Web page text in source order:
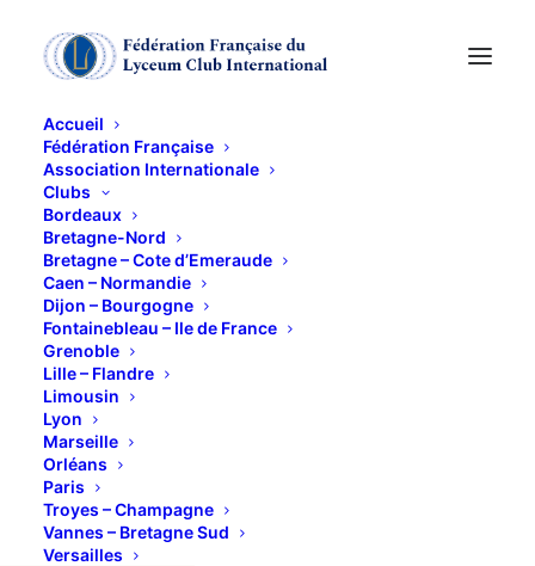
Accueil
Fédération Française
Association Internationale
Clubs
Bordeaux
Bretagne-Nord
Bretagne – Cote d’Emeraude
Caen – Normandie
Dijon – Bourgogne
Fontainebleau – Ile de France
Grenoble
Lille – Flandre
Limousin
Lyon
Marseille
Orléans
Paris
Troyes – Champagne
Vannes – Bretagne Sud
Versailles
LES VIEILLES RUES
de CAEN